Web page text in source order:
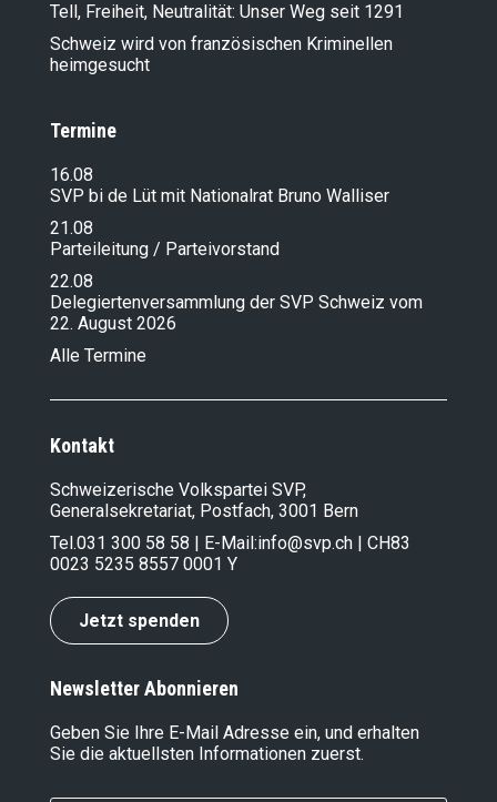
Tell, Freiheit, Neutralität: Unser Weg seit 1291
Schweiz wird von französischen Kriminellen
heimgesucht
Termine
16.08
SVP bi de Lüt mit Nationalrat Bruno Walliser
21.08
Parteileitung / Parteivorstand
22.08
Delegiertenversammlung der SVP Schweiz vom
22. August 2026
Alle Termine
Kontakt
Schweizerische Volkspartei SVP,
Generalsekretariat, Postfach, 3001 Bern
Tel.031 300 58 58 | E-Mail:info@svp.ch | CH83
0023 5235 8557 0001 Y
Jetzt spenden
Newsletter Abonnieren
Geben Sie Ihre E-Mail Adresse ein, und erhalten
Sie die aktuellsten Informationen zuerst.